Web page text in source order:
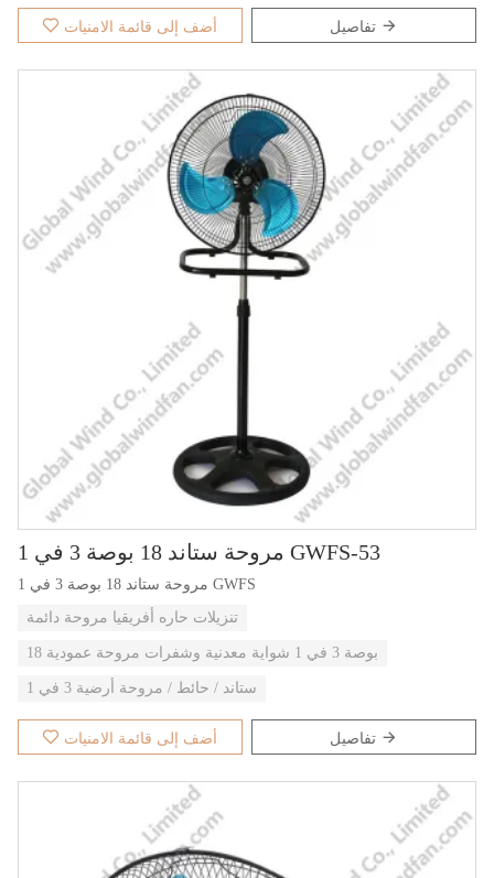
أضف إلى قائمة الامنيات تفاصيل
مروحة ستاند 18 بوصة 3 في 1 GWFS-53
مروحة ستاند 18 بوصة 3 في 1 GWFS
تنزيلات حاره أفريقيا مروحة دائمة
18 بوصة 3 في 1 شواية معدنية وشفرات مروحة عمودية
ستاند / حائط / مروحة أرضية 3 في 1
أضف إلى قائمة الامنيات تفاصيل